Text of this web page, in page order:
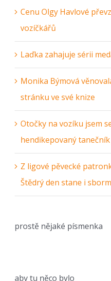
Cenu Olgy Havlové
vozíčkářů
Laďka zahajuje sérii
Monika Býmová
stránku ve své knize
Otočky na vozíku jsem
hendikepovaný tanečník
Z ligové pěvecké
Štědrý den stane i
prostě nějaké písmenka
aby tu něco bylo